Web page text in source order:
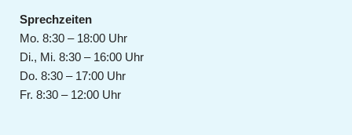
Sprechzeiten
Mo. 8:30 – 18:00 Uhr
Di., Mi. 8:30 – 16:00 Uhr
Do. 8:30 – 17:00 Uhr
Fr. 8:30 – 12:00 Uhr